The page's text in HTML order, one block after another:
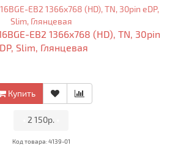
EB2 1366x768 (HD), TN, 30pin
Slim, Глянцевая
Купить
2 150р.
Код товара: 4139-01